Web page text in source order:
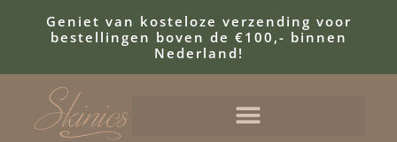
Geniet van kosteloze verzending voor
bestellingen boven de €100,- binnen
Nederland!